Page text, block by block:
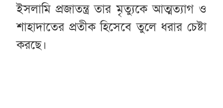
ইসলামি প্রজাতন্ত্র তার মৃত্যুকে আত্মত্যাগ ও
শাহাদাতের প্রতীক হিসেবে তুলে ধরার চেষ্টা
করছে।